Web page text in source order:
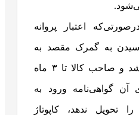
اعتبار پروانه
رسیدن به گمرک مقصد به
پایان رسیده باشد و صاحب کالا تا ۳ ماه
آن گواهی‌نامه ورود به
تحویل ندهد، کاپوتاژ